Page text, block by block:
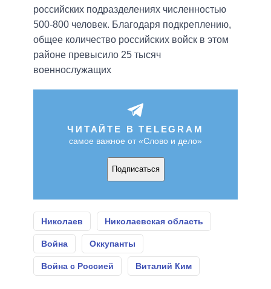
российских подразделениях численностью
500-800 человек. Благодаря подкреплению,
общее количество российских войск в этом
районе превысило 25 тысяч
военнослужащих
ЧИТАЙТЕ В TELEGRAM
самое важное от «Слово и дело»
Подписаться
Николаев Николаевская область
Война Оккупанты
Война с Россией Виталий Ким